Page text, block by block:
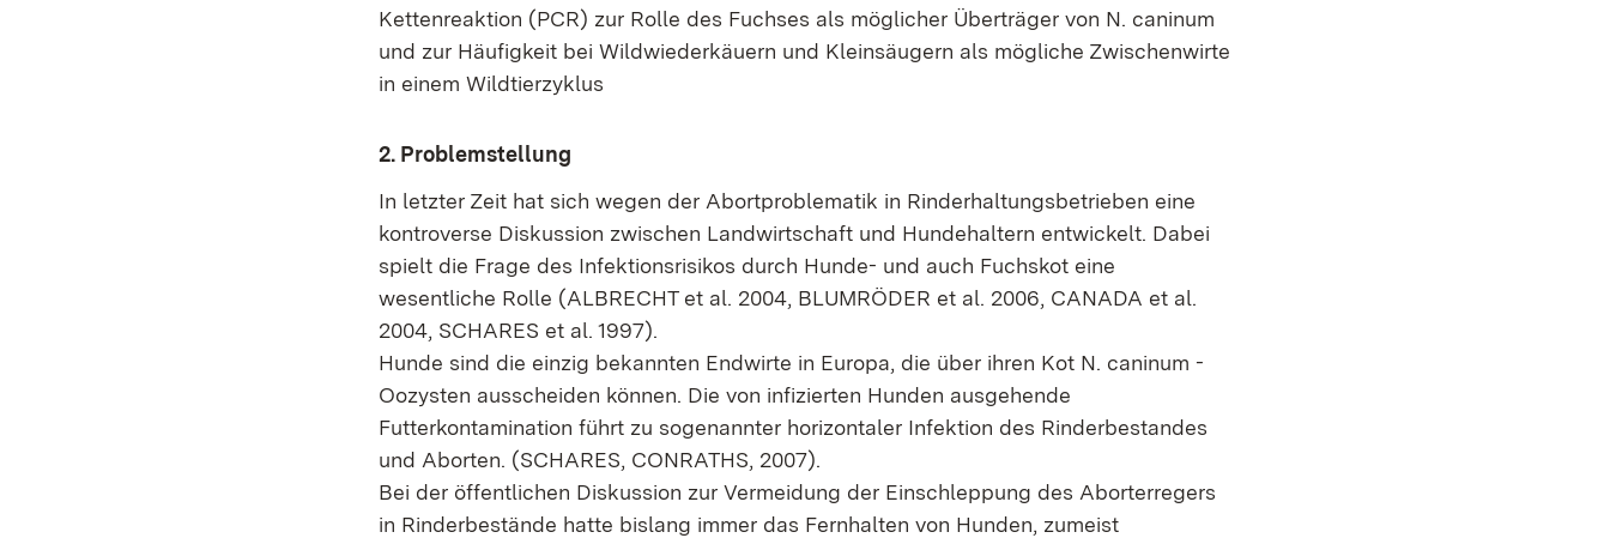
Kettenreaktion (PCR) zur Rolle des Fuchses als möglicher Überträger von N. caninum
und zur Häufigkeit bei Wildwiederkäuern und Kleinsäugern als mögliche Zwischenwirte
in einem Wildtierzyklus
2. Problemstellung
In letzter Zeit hat sich wegen der Abortproblematik in Rinderhaltungsbetrieben eine
kontroverse Diskussion zwischen Landwirtschaft und Hundehaltern entwickelt. Dabei
spielt die Frage des Infektionsrisikos durch Hunde- und auch Fuchskot eine
wesentliche Rolle (ALBRECHT et al. 2004, BLUMRÖDER et al. 2006, CANADA et al.
2004, SCHARES et al. 1997).
Hunde sind die einzig bekannten Endwirte in Europa, die über ihren Kot N. caninum -
Oozysten ausscheiden können. Die von infizierten Hunden ausgehende
Futterkontamination führt zu sogenannter horizontaler Infektion des Rinderbestandes
und Aborten. (SCHARES, CONRATHS, 2007).
Bei der öffentlichen Diskussion zur Vermeidung der Einschleppung des Aborterregers
in Rinderbestände hatte bislang immer das Fernhalten von Hunden, zumeist